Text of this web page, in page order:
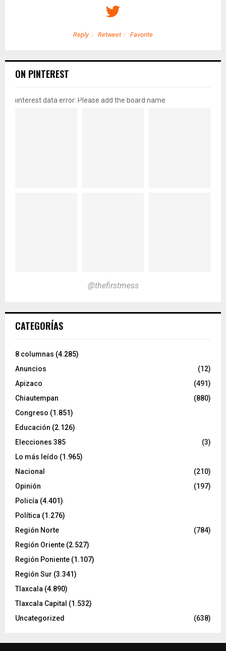
Reply Retweet Favorite
ON PINTEREST
pinterest data error: Please add the board name
@thefirstmess
CATEGORÍAS
8 columnas (4.285)
Anuncios
(12)
Apizaco
(491)
Chiautempan
(880)
Congreso (1.851)
Educación (2.126)
Elecciones 385
(3)
Lo más leído (1.965)
Nacional
(210)
Opinión
(197)
Policía (4.401)
Política (1.276)
Región Norte
(784)
Región Oriente (2.527)
Región Poniente (1.107)
Región Sur (3.341)
Tlaxcala (4.890)
Tlaxcala Capital (1.532)
Uncategorized
(638)